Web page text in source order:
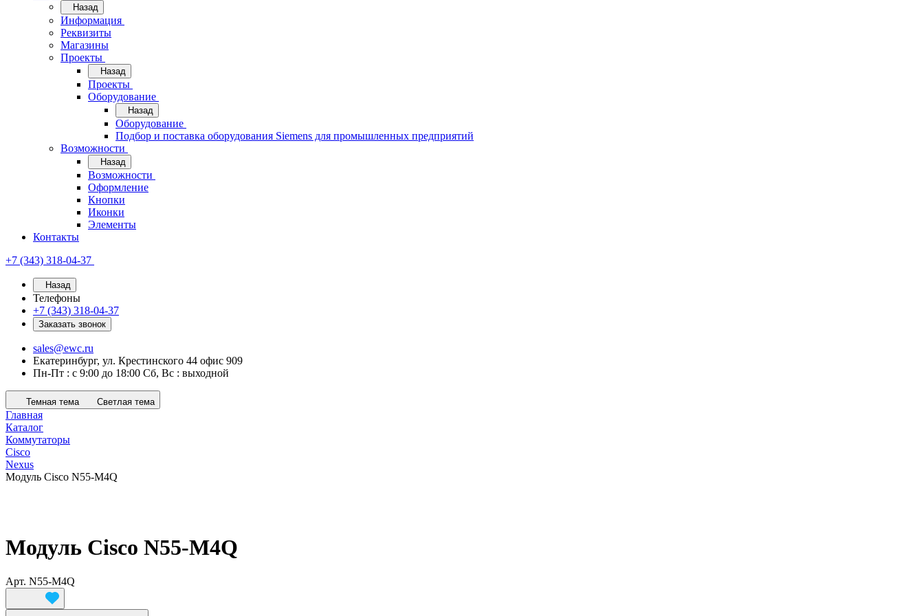
Назад
Информация
Реквизиты
Магазины
Проекты
Назад
Проекты
Оборудование
Назад
Оборудование
Подбор и поставка оборудования Siemens для промышленных предприятий
Возможности
Назад
Возможности
Оформление
Кнопки
Иконки
Элементы
Контакты
+7 (343) 318-04-37
Назад
Телефоны
+7 (343) 318-04-37
Заказать звонок
sales@ewc.ru
Екатеринбург, ул. Крестинского 44 офис 909
Пн-Пт : с 9:00 до 18:00 Сб, Вс : выходной
Темная тема Светлая тема
Главная
Каталог
Коммутаторы
Cisco
Nexus
Модуль Cisco N55-M4Q
Модуль Cisco N55-M4Q
Арт. N55-M4Q